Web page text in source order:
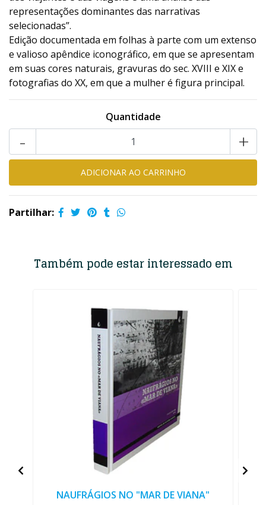
representações dominantes das narrativas
selecionadas”.
Edição documentada em folhas à parte com um extenso
e valioso apêndice iconográfico, em que se apresentam
em suas cores naturais, gravuras do sec. XVIII e XIX e
fotografias do XX, em que a mulher é figura principal.
Quantidade
+
-
Partilhar:
Também pode estar interessado em
NAUFRÁGIOS NO "MAR DE VIANA"